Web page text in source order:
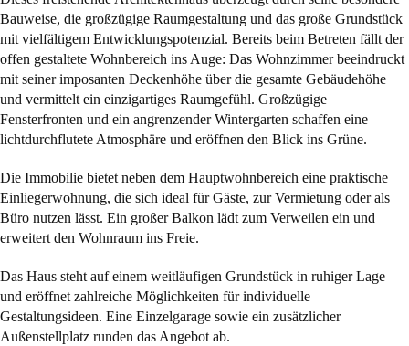
Bauweise, die großzügige Raumgestaltung und das große Grundstück
mit vielfältigem Entwicklungspotenzial. Bereits beim Betreten fällt der
offen gestaltete Wohnbereich ins Auge: Das Wohnzimmer beeindruckt
mit seiner imposanten Deckenhöhe über die gesamte Gebäudehöhe
und vermittelt ein einzigartiges Raumgefühl. Großzügige
Fensterfronten und ein angrenzender Wintergarten schaffen eine
lichtdurchflutete Atmosphäre und eröffnen den Blick ins Grüne.
Die Immobilie bietet neben dem Hauptwohnbereich eine praktische
Einliegerwohnung, die sich ideal für Gäste, zur Vermietung oder als
Büro nutzen lässt. Ein großer Balkon lädt zum Verweilen ein und
erweitert den Wohnraum ins Freie.
Das Haus steht auf einem weitläufigen Grundstück in ruhiger Lage
und eröffnet zahlreiche Möglichkeiten für individuelle
Gestaltungsideen. Eine Einzelgarage sowie ein zusätzlicher
Außenstellplatz runden das Angebot ab.